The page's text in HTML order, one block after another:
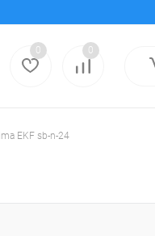
0 0
EKF sb-n-24